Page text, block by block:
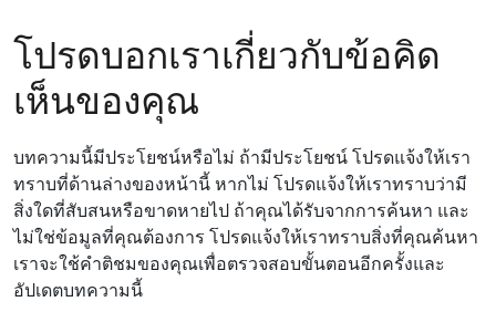
โปรดบอกเราเกี่ยวกับข้อคิด
เห็นของคุณ
บทความนี้มีประโยชน์หรือไม่ ถ้ามีประโยชน์ โปรดแจ้งให้เรา
ทราบที่ด้านล่างของหน้านี้ หากไม่ โปรดแจ้งให้เราทราบว่ามี
สิ่งใดที่สับสนหรือขาดหายไป ถ้าคุณได้รับจากการค้นหา และ
ไม่ใช่ข้อมูลที่คุณต้องการ โปรดแจ้งให้เราทราบสิ่งที่คุณค้นหา
เราจะใช้คําติชมของคุณเพื่อตรวจสอบขั้นตอนอีกครั้งและ
อัปเดตบทความนี้